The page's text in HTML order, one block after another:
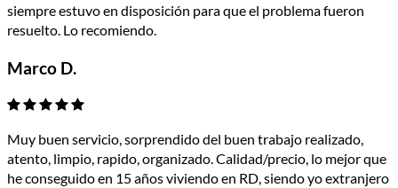
siempre estuvo en disposición para que el problema fueron
resuelto. Lo recomiendo.
Marco D.
Muy buen servicio, sorprendido del buen trabajo realizado,
atento, limpio, rapido, organizado. Calidad/precio, lo mejor que
he conseguido en 15 años viviendo en RD, siendo yo extranjero